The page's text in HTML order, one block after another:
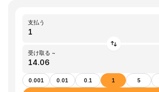
支払う
受け取る ~
0.001 0.01 0.1 1 5